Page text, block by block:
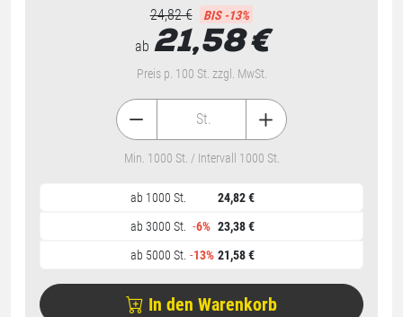
24,82 € BIS -13%
ab 21,58 €
Preis p. 100 St. zzgl. MwSt.
ab 1000 St.
24,82 €
ab 3000 St.
-6% 23,38 €
ab 5000 St. -13% 21,58 €
St.
Min. 1000 St. / Intervall 1000 St.
In den Warenkorb